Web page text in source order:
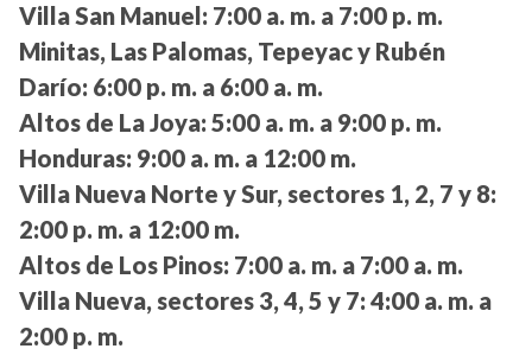
Villa San Manuel: 7:00 a. m. a 7:00 p. m.
Minitas, Las Palomas, Tepeyac y Rubén
Darío: 6:00 p. m. a 6:00 a. m.
Altos de La Joya: 5:00 a. m. a 9:00 p. m.
Honduras: 9:00 a. m. a 12:00 m.
Villa Nueva Norte y Sur, sectores 1, 2, 7 y 8:
2:00 p. m. a 12:00 m.
Altos de Los Pinos: 7:00 a. m. a 7:00 a. m.
Villa Nueva, sectores 3, 4, 5 y 7: 4:00 a. m. a
2:00 p. m.